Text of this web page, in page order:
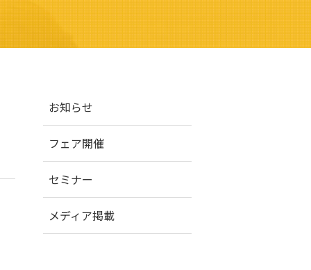
お知らせ
フェア開催
セミナー
メディア掲載